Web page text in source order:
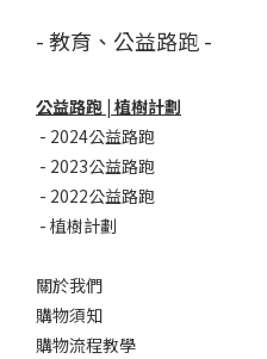
- 教育、公益路跑 -
公益路跑 | 植樹計劃
- 2024公益路跑
- 2023公益路跑
- 2022公益路跑
- 植樹計劃
關於我們
購物須知
購物流程教學